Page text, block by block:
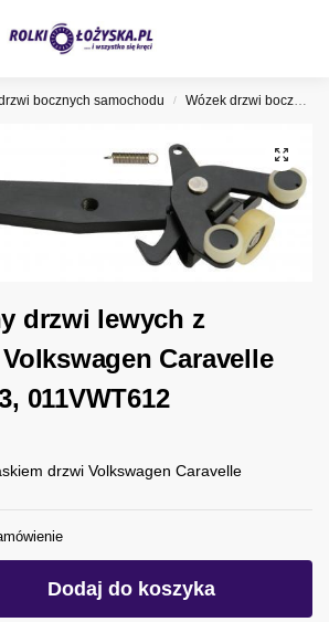
bocznych samochodu / Wózek drzwi bocznych Volkswagen
drzwi lewych z
Caravelle
011VWT612
drzwi Volkswagen Caravelle
Dodaj do koszyka